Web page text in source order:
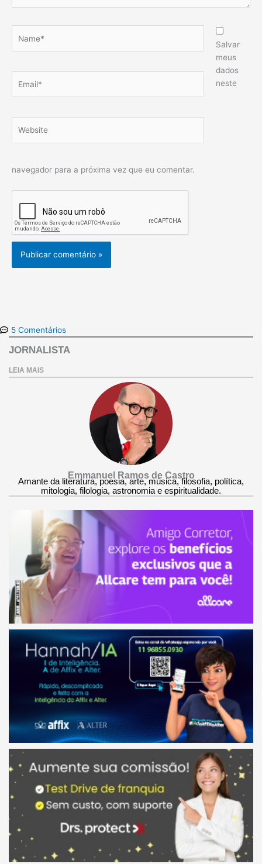
Salvar
meus
dados
neste
navegador para a próxima vez que eu comentar.
5 Comentários
JORNALISTA
LEIA MAIS
Emmanuel Ramos de Castro
Amante da literatura, poesia, arte, música, filosofia, política,
mitologia, filologia, astronomia e espiritualidade.